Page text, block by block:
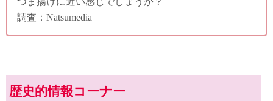
調査：Natsumedia
歴史的情報コーナー